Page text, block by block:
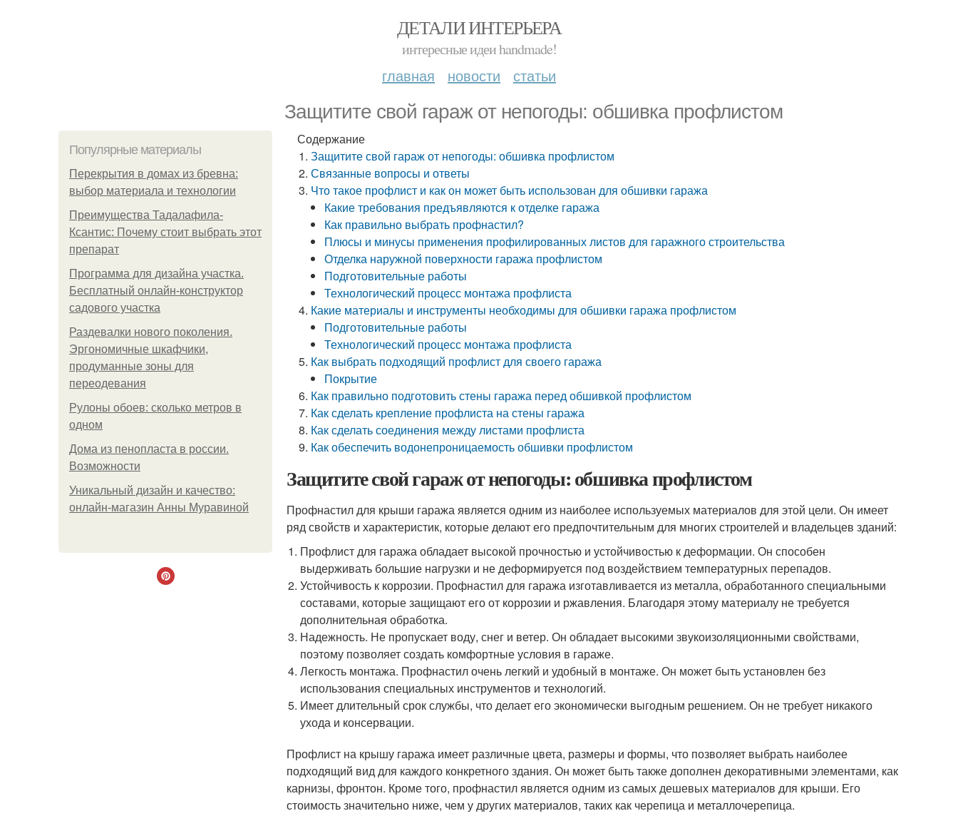
ДЕТАЛИ ИНТЕРЬЕРА
интересные идеи handmade!
главная новости статьи
Защитите свой гараж от непогоды: обшивка профлистом
Популярные материалы
Перекрытия в домах из бревна:
выбор материала и технологии
Преимущества Тадалафила-
Ксантис: Почему стоит выбрать этот
препарат
Программа для дизайна участка.
Бесплатный онлайн-конструктор
садового участка
Раздевалки нового поколения.
Эргономичные шкафчики,
продуманные зоны для
переодевания
Рулоны обоев: сколько метров в
одном
Дома из пенопласта в россии.
Возможности
Уникальный дизайн и качество:
онлайн-магазин Анны Муравиной
Содержание
Защитите свой гараж от непогоды: обшивка профлистом
Связанные вопросы и ответы
Что такое профлист и как он может быть использован для обшивки гаража
Какие требования предъявляются к отделке гаража
Как правильно выбрать профнастил?
Плюсы и минусы применения профилированных листов для гаражного строительства
Отделка наружной поверхности гаража профлистом
Подготовительные работы
Технологический процесс монтажа профлиста
Какие материалы и инструменты необходимы для обшивки гаража профлистом
Подготовительные работы
Технологический процесс монтажа профлиста
Как выбрать подходящий профлист для своего гаража
Покрытие
Как правильно подготовить стены гаража перед обшивкой профлистом
Как сделать крепление профлиста на стены гаража
Как сделать соединения между листами профлиста
Как обеспечить водонепроницаемость обшивки профлистом
Защитите свой гараж от непогоды: обшивка профлистом
Профнастил для крыши гаража является одним из наиболее используемых материалов для этой цели. Он имеет
ряд свойств и характеристик, которые делают его предпочтительным для многих строителей и владельцев зданий:
Профлист для гаража обладает высокой прочностью и устойчивостью к деформации. Он способен
выдерживать большие нагрузки и не деформируется под воздействием температурных перепадов.
Устойчивость к коррозии. Профнастил для гаража изготавливается из металла, обработанного специальными
составами, которые защищают его от коррозии и ржавления. Благодаря этому материалу не требуется
дополнительная обработка.
Надежность. Не пропускает воду, снег и ветер. Он обладает высокими звукоизоляционными свойствами,
поэтому позволяет создать комфортные условия в гараже.
Легкость монтажа. Профнастил очень легкий и удобный в монтаже. Он может быть установлен без
использования специальных инструментов и технологий.
Имеет длительный срок службы, что делает его экономически выгодным решением. Он не требует никакого
ухода и консервации.
Профлист на крышу гаража имеет различные цвета, размеры и формы, что позволяет выбрать наиболее
подходящий вид для каждого конкретного здания. Он может быть также дополнен декоративными элементами, как
карнизы, фронтон. Кроме того, профнастил является одним из самых дешевых материалов для крыши. Его
стоимость значительно ниже, чем у других материалов, таких как черепица и металлочерепица.